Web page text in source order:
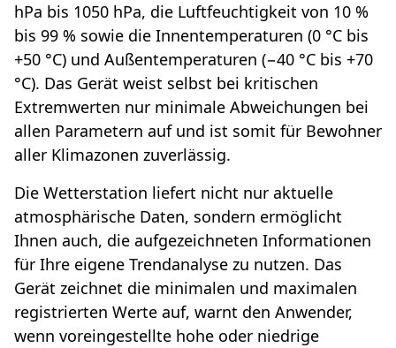
hPa bis 1050 hPa, die Luftfeuchtigkeit von 10 %
bis 99 % sowie die Innentemperaturen (0 °C bis
+50 °C) und Außentemperaturen (−40 °C bis +70
°C). Das Gerät weist selbst bei kritischen
Extremwerten nur minimale Abweichungen bei
allen Parametern auf und ist somit für Bewohner
aller Klimazonen zuverlässig.
Die Wetterstation liefert nicht nur aktuelle
atmosphärische Daten, sondern ermöglicht
Ihnen auch, die aufgezeichneten Informationen
für Ihre eigene Trendanalyse zu nutzen. Das
Gerät zeichnet die minimalen und maximalen
registrierten Werte auf, warnt den Anwender,
wenn voreingestellte hohe oder niedrige